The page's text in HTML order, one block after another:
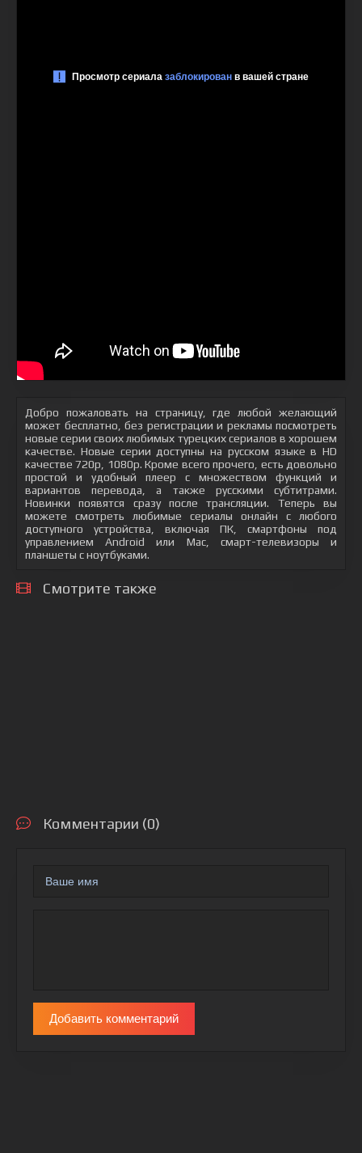
Добро пожаловать на страницу, где любой желающий
может бесплатно, без регистрации и рекламы посмотреть
новые серии своих любимых турецких сериалов в хорошем
качестве. Новые серии доступны на русском языке в HD
качестве 720p, 1080p. Кроме всего прочего, есть довольно
простой и удобный плеер с множеством функций и
вариантов перевода, а также русскими субтитрами.
Новинки появятся сразу после трансляции. Теперь вы
можете смотреть любимые сериалы онлайн с любого
доступного устройства, включая ПК, смартфоны под
управлением Android или Mac, смарт-телевизоры и
планшеты с ноутбуками.
Смотрите также
Комментарии (0)
Добавить комментарий